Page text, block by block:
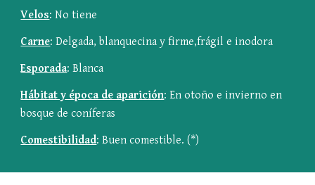
Velos: No tiene
Carne: Delgada, blanquecina y firme,frágil e inodora
Esporada: Blanca
Hábitat y época de aparición: En otoño e invierno en
bosque de coníferas
Comestibilidad: Buen comestible. (*)